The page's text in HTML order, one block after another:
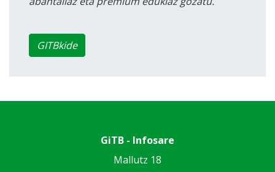
GITBkide
GiTB - Infosare
Mallutz 18